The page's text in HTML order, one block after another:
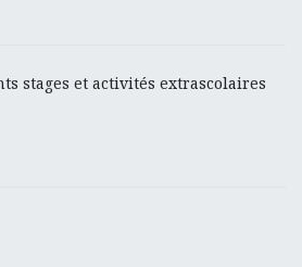
stages et activités extrascolaires